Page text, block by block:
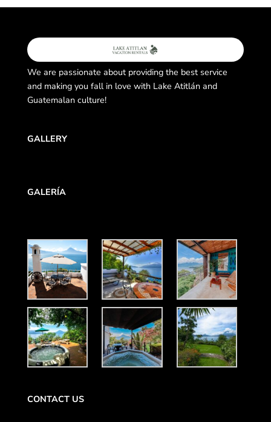
We are passionate about providing the best service
and making you fall in love with Lake Atitlán and
Guatemalan culture!
GALLERY
GALERÍA
CONTACT US